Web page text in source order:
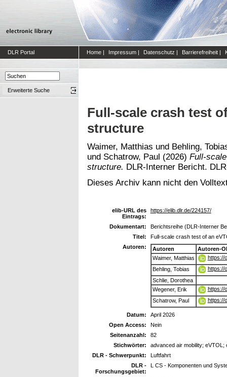
DLR Portal Home | Impressum | Datenschutz | Barrierefreiheit |
Erweiterte Suche
Full-scale crash test
structure
Waimer, Matthias und Behling,
und Schatrow, Paul (2026) Full-
structure. DLR-Interner Bericht.
Dieses Archiv kann nicht den
elib-URL des
Eintrags:
https://elib.dlr.de/224157/
Dokumentart:
Berichtsreihe (DLR-Interner
Titel:
Full-scale crash test of an
Autoren:
Autoren
Autoren-
Waimer, Matthias
https://
Behling, Tobias
https://
Schlie, Dorothea
Wegener, Erik
https://
Schatrow, Paul
https://
Datum:
April 2026
Open Access:
Nein
Seitenanzahl:
82
Stichwörter:
advanced air mobility;
DLR - Schwerpunkt:
Luftfahrt
DLR -
Forschungsgebiet:
L CS - Komponenten und